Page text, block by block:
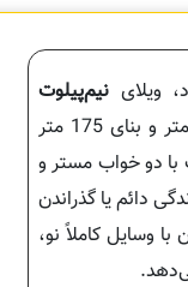
ویلای نیم‌پیلوت
با متراژ زمین 181 متر و بنای 175 متر
با دو خواب مستر و
دائم یا گذراندن
وسایل کاملاً نو،